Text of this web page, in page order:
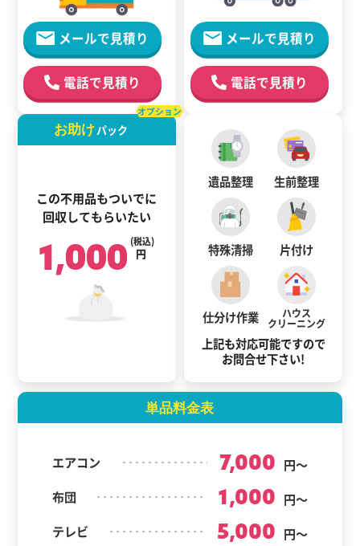
メールで見積り
電話で見積り
メールで見積り
電話で見積り
お助けパック
この不用品もついでに
回収してもらいたい
オプション
1,000 円
(税込)
遺品整理 生前整理
特殊清掃 片付け
仕分け作業 ハウス
クリーニング
上記も対応可能ですので
お問合せ下さい!
単品料金表
エアコン 7,000 円～
布団
1,000 円～
テレビ
5,000 円～